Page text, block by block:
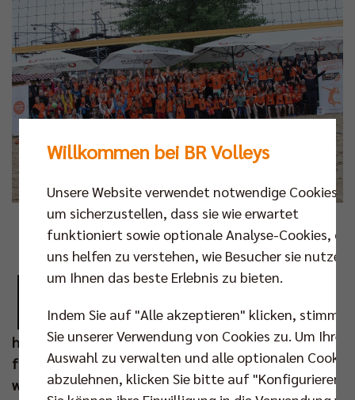
Foto: Jürgen Engler
D
er Beginn der Sommerferien ist in schöner
Recycling Volleys Talente-Camps. Ab dem
heutigen Donnerstag (07. Jul) fliegen bei dessen
fünfter Auflage auf dem Gelände von BeachMitte
wieder die Bälle über die Netze. Die Teilnehmerzahl
Willkommen bei BR Volleys
Unsere Website verwendet notwendige Cookies,
um sicherzustellen, dass sie wie erwartet
funktioniert sowie optionale Analyse-Cookies, die
uns helfen zu verstehen, wie Besucher sie nutzen,
um Ihnen das beste Erlebnis zu bieten.
Indem Sie auf "Alle akzeptieren" klicken, stimmen
Sie unserer Verwendung von Cookies zu. Um Ihre
Auswahl zu verwalten und alle optionalen Cookies
abzulehnen, klicken Sie bitte auf "Konfigurieren".